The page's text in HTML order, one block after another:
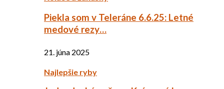
Piekla som v Teleráne 6.6.25: Letné
medové rezy…
21. júna 2025
Najlepšie ryby